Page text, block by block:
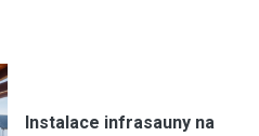
Instalace infrasauny na